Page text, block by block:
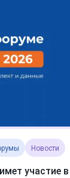
Новости
участие